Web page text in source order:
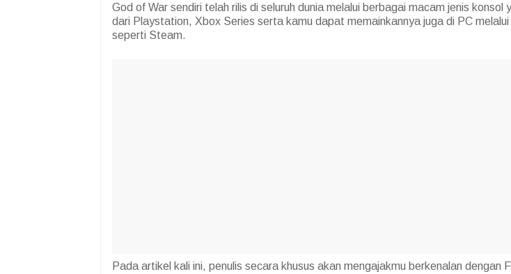
God of War sendiri telah rilis di seluruh dunia melalui berbagai macam jenis konsol
dari Playstation, Xbox Series serta kamu dapat memainkannya juga di PC
seperti Steam.
Pada artikel kali ini, penulis secara khusus akan mengajakmu berkenalan dengan